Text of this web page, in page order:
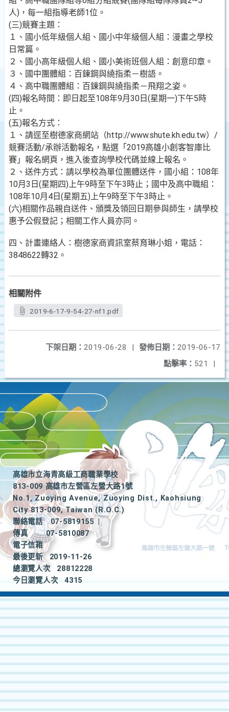
人)，每一組指導老師1位。
(三)競賽主題：
１、國小低年級個人組、國小中年級個人組：漫畫之學校
日常篇。
２、國小高年級個人組、國小美術班個人組：創意印章。
３、國中團體組：百鍊鋼與繞指柔－樹語。
４、高中職團體組：百鍊鋼與繞指柔－飛翔之姿。
(四)報名時間：即日起至108年9月30日(星期一)下午5時
止。
(五)報名方式：
１、請逕至樹德家商網站（http://www.shute.kh.edu.tw）/
競賽活動/承辦活動報名，點選「2019高雄小創客智庫比
賽」報名網頁，進入後查詢學校代碼並線上報名。
２、送件方式：請以學校為單位團體送件，國小組：108年
10月3日(星期四)上午9時至下午3時止；國中及高中職組：
108年10月4日(星期五)上午9時至下午3時止。
(六)相關作品親自送件、頒獎及領回日期參與師生，請學校
惠予公假登記；相關工作人員亦同。
四、計畫連絡人：樹德家商資訊室蔡育琳小姐，電話：
3848622轉32。
相關附件
2019-6-17-9-54-27-nf1.pdf
發佈日期： 2019-06-17
下架日期： 2019-06-28
|
點擊率： 521 |
高雄市立海青高級工商職業學校
813-009 高雄市左營區左營大路1號
No.1, Zuoying Avenue, Zuoying Dist., Kaohsiung
City 813-009, Taiwan (R.O.C.)
聯絡電話
07-5819155
|
傳真
07-5810087
電子信箱
最後更新
2019-11-26
總瀏覽人次
28812228
今日瀏覽人次
4315